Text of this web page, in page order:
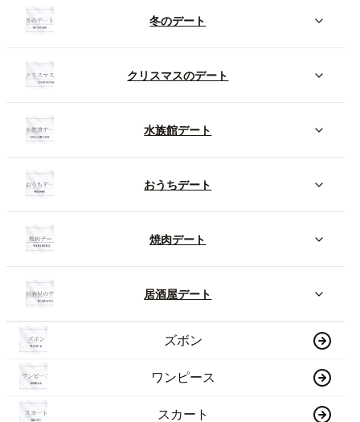
冬のデート
クリスマスのデート
水族館デート
おうちデート
焼肉デート
居酒屋デート
ズボン
ワンピース
スカート